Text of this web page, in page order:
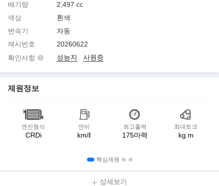
배기량
2,497 cc
색상
흰색
변속기
자동
제시번호
20260622
확인사항
성능지 사원증
제원정보
엔진형식
CRDi
연비
km/ℓ
최고출력
175마력
최대토크
kg.m
핵심제원
상세보기